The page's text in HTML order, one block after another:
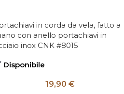
in corda da vela, fatto a
con anello portachiavi in
inox CNK #8015
Disponibile
19,90€